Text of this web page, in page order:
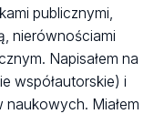
publicznymi,
nierównościami
Napisałem na
współautorskie) i
Miałem